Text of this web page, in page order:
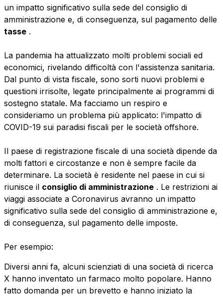
un impatto significativo sulla sede del consiglio di
amministrazione e, di conseguenza, sul pagamento delle
tasse .
La pandemia ha attualizzato molti problemi sociali ed
economici, rivelando difficoltà con l'assistenza sanitaria.
Dal punto di vista fiscale, sono sorti nuovi problemi e
questioni irrisolte, legate principalmente ai programmi di
sostegno statale. Ma facciamo un respiro e
consideriamo un problema più applicato: l'impatto di
COVID-19 sui paradisi fiscali per le società offshore.
Il paese di registrazione fiscale di una società dipende da
molti fattori e circostanze e non è sempre facile da
determinare. La società è residente nel paese in cui si
riunisce il consiglio di amministrazione . Le restrizioni ai
viaggi associate a Coronavirus avranno un impatto
significativo sulla sede del consiglio di amministrazione e,
di conseguenza, sul pagamento delle imposte.
Per esempio:
Diversi anni fa, alcuni scienziati di una società di ricerca
X hanno inventato un farmaco molto popolare. Hanno
fatto domanda per un brevetto e hanno iniziato la